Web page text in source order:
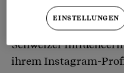
Artikel teilen
«Wow, diese Chance
Schweizer
ihrem Instagram-
EINSTELLUNGEN